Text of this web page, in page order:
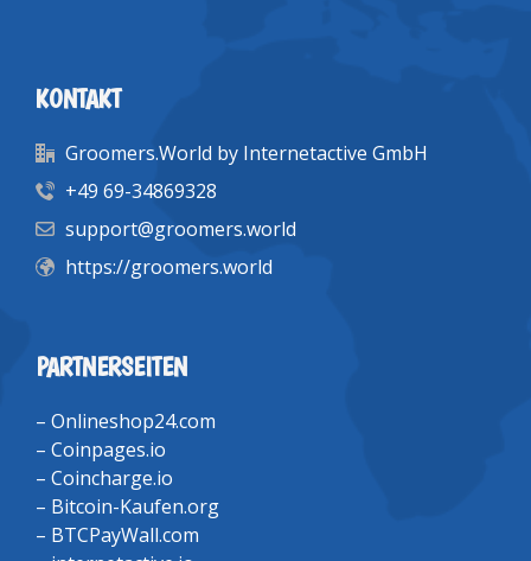
KONTAKT
Groomers.World by Internetactive GmbH
+49 69-34869328
support@groomers.world
https://groomers.world
PARTNERSEITEN
– Onlineshop24.com
– Coinpages.io
– Coincharge.io
– Bitcoin-Kaufen.org
– BTCPayWall.com